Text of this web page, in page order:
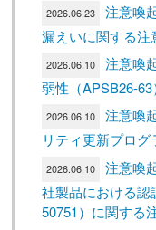
2026.06.23
注意喚
漏えいに関する注
2026.06.10
注意喚
弱性（APSB26-
2026.06.10
注意喚
リティ更新プロ
2026.06.10
注意喚
社製品における認
50751）に関する